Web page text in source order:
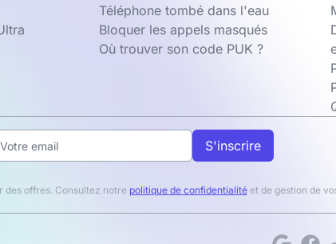
Téléphone tombé dans l'eau
Bloquer les appels masqués
Où trouver son code PUK ?
S'inscrire
des offres. Consultez notre politique de confidentialitéet de gestion de